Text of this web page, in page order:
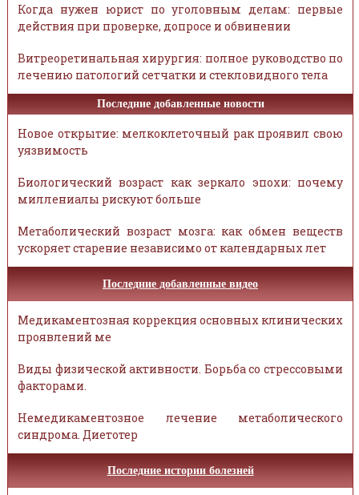
Когда нужен юрист по уголовным делам: первые
действия при проверке, допросе и обвинении
Витреоретинальная хирургия: полное руководство по
лечению патологий сетчатки и стекловидного тела
Последние добавленные новости
Новое открытие: мелкоклеточный рак проявил свою
уязвимость
Биологический возраст как зеркало эпохи: почему
миллениалы рискуют больше
Метаболический возраст мозга: как обмен веществ
ускоряет старение независимо от календарных лет
Последние добавленные видео
Медикаментозная коррекция основных клинических
проявлений ме
Виды физической активности. Борьба со стрессовыми
факторами.
Немедикаментозное лечение метаболического
синдрома. Диетотер
Последние истории болезней